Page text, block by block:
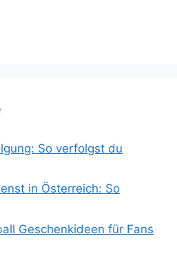
So verfolgst du
in Österreich: So
Geschenkideen für Fans